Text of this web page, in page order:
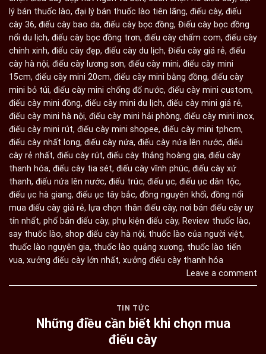
lý bán thuốc lào, đại lý bán thuốc lào tiên lãng, điếu cày, điếu
cày 36, điếu cày bao da, điếu cày bọc đồng, Điếu cày bọc đồng
nổi du lịch, điếu cày bọc đồng trơn, điếu cày chấm com, điếu cày
chính xinh, điếu cày đẹp, điếu cày du lịch, Điếu cày giá rẻ, điếu
cày hà nội, điếu cày lương sơn, điếu cày mini, điếu cày mini
15cm, điếu cày mini 20cm, điếu cày mini bằng đồng, điếu cày
mini bỏ túi, điếu cày mini chống đổ nước, điếu cày mini custom,
điếu cày mini đồng, điếu cày mini du lịch, điếu cày mini giá rẻ,
điếu cày mini hà nội, điếu cày mini hải phòng, điếu cày mini inox,
điếu cày mini rút, điếu cày mini shopee, điếu cày mini tphcm,
điếu cày nhất long, điếu cày nứa, điếu cày nứa lên nước, điếu
cày rẻ nhất, điếu cày rút, điếu cày thắng hoàng gia, điếu cày
thanh hóa, điếu cày tia sét, điếu cày vĩnh phúc, điếu cày xứ
thanh, điếu nứa lên nước, điếu trúc, điếu ục, điếu ục dân tộc,
điếu ục hà giang, điếu ục tây bắc, đồng nguyên khối, đồng nổi
mua điếu cày giá rẻ, lựa chọn thân điếu cày, nơi bán điếu cày uy
tín nhất, phố bán điếu cày, phụ kiện điếu cày, Review thuốc lào,
say thuốc lào, shop điếu cày hà nội, thuốc lào của người việt,
thuốc lào nguyễn gia, thuốc lào quảng xương, thuốc lào tiến
vua, xưởng điếu cày lớn nhất, xưởng điếu cày thanh hóa
Leave a comment
TIN TỨC
Những điều cần biết khi chọn mua
điếu cày